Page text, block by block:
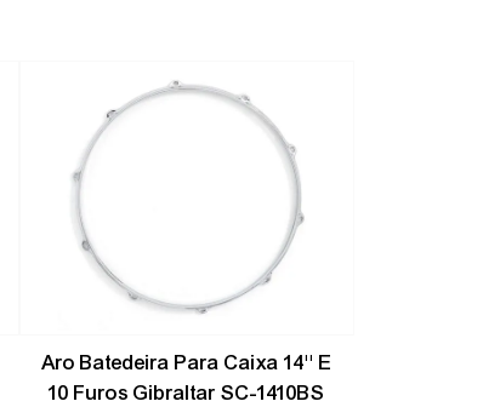
Aro Batedeira Para Caixa 14'' E
10 Furos Gibraltar SC-1410BS